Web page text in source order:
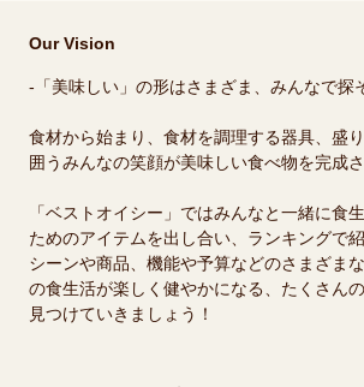
Our Vision
-「美味しい」の形はさまざま、みんなで探
食材から始まり、食材を調理する器具、盛
囲うみんなの笑顔が美味しい食べ物を完成さ
「ベストオイシー」ではみんなと一緒に食
ためのアイテムを出し合い、ランキングで紹
シーンや商品、機能や予算などのさまざま
の食生活が楽しく健やかになる、たくさん
見つけていきましょう！